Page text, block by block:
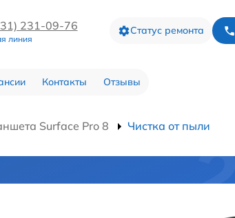
231-09-76
линия
Статус ремонта
Контакты Отзывы
Surface Pro 8 Чистка от пыли